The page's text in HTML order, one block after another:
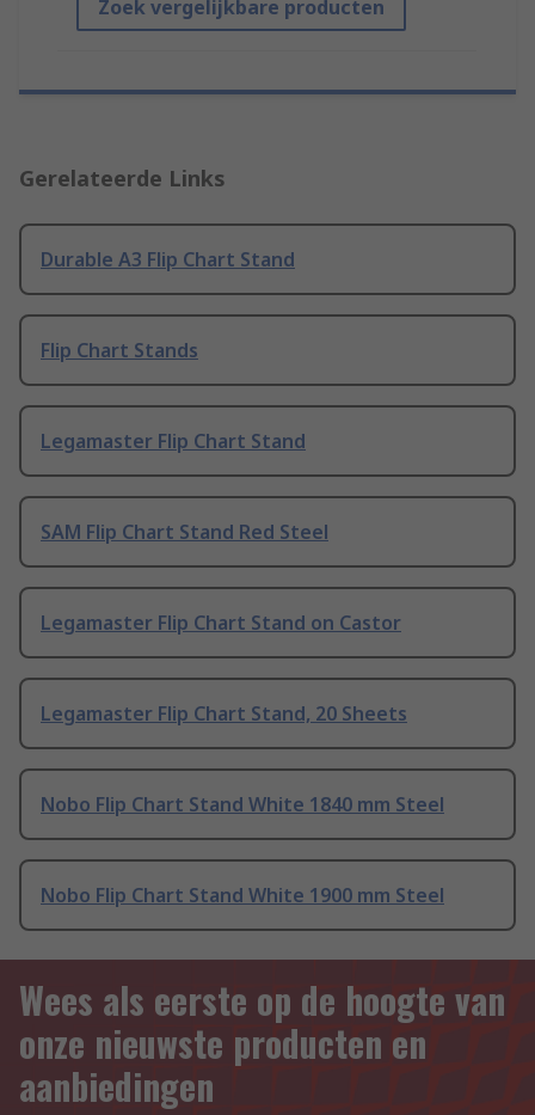
Zoek vergelijkbare producten
Gerelateerde Links
Durable A3 Flip Chart Stand
Flip Chart Stands
Legamaster Flip Chart Stand
SAM Flip Chart Stand Red Steel
Legamaster Flip Chart Stand on Castor
Legamaster Flip Chart Stand, 20 Sheets
Nobo Flip Chart Stand White 1840 mm Steel
Nobo Flip Chart Stand White 1900 mm Steel
Wees als eerste op de hoogte van
onze nieuwste producten en
aanbiedingen